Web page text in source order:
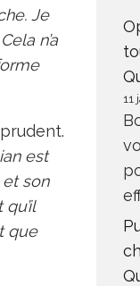
Je
n’a
est
son
que
11